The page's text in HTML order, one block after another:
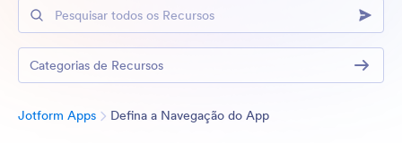
Pesquisar todos os Recursos
Jotform Apps Defina a Navegação do AppCategoria
Categorias de Recursos